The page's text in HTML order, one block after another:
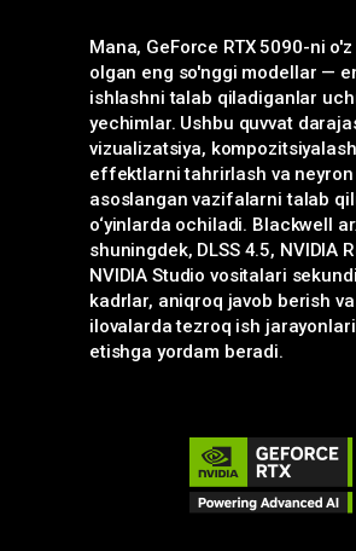
Mana, GeForce RTX 5090-ni
olgan eng so'nggi modellar —
ishlashni talab qiladiganlar
yechimlar. Ushbu quvvat
vizualizatsiya,
effektlarni tahrirlash va neyron
asoslangan vazifalarni talab
o‘yinlarda ochiladi. Blackwell
shuningdek, DLSS 4.5, NVIDIA
NVIDIA Studio vositalari
kadrlar, aniqroq javob berish
ilovalarda tezroq ish
etishga yordam beradi.